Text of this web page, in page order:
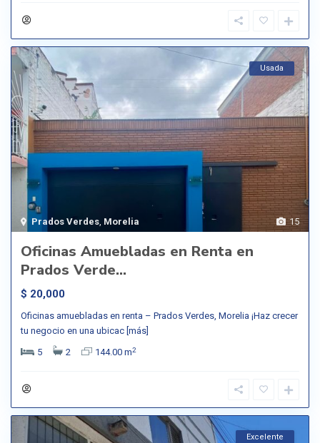
15
Prados Verdes, Morelia
Usada
Oficinas Amuebladas en Renta en
Prados Verde...
$ 20,000
Oficinas amuebladas en renta – Prados Verdes, Morelia ¡Haz crecer
tu negocio en una ubicac [más]
5
2 144.00 m2
Excelente